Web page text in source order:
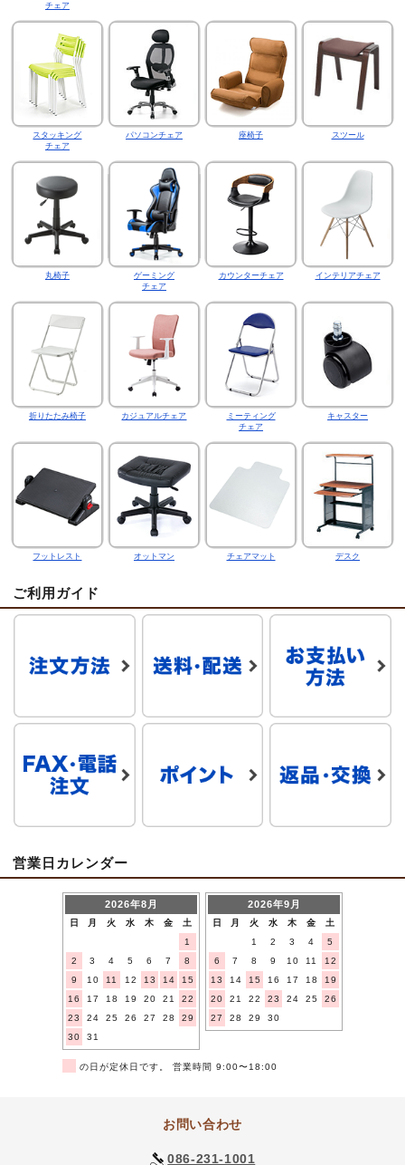
チェア
スタッキング
チェア
パソコンチェア 座椅子 スツール
丸椅子
ゲーミング
チェア
カウンターチェア インテリアチェア
折りたたみ椅子 カジュアルチェア
ミーティング
チェア
キャスター
フットレスト オットマン チェアマット デスク
ご利用ガイド
営業日カレンダー
2026年8月
日 月 火 水 木 金
土
1
2
3 4 5 6 7
8
9
10 11 12 13 14
15
16
17 18 19 20 21
22
23
24 25 26 27 28
29
30
31
2026年9月
日 月 火 水 木 金
土
1
2 3 4
5
6
7 8 9 10 11
12
13
14 15 16 17 18
19
20
21 22 23 24 25
26
27
28 29 30
の日が定休日です。 営業時間 9:00〜18:00
お問い合わせ
086-231-1001